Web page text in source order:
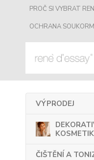
PROČ SI VYBRAT
OCHRANA
VÝPRODEJ
ČIŠTĚNÍ A